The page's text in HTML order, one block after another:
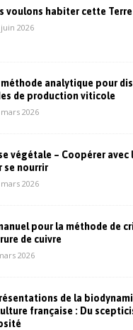
voulons habiter cette Terre
2026
méthode analytique pour
de production viticole
2026
végétale – Coopérer avec
se nourrir
mars 2026
pour la méthode de
de cuivre
2026
de la
française : Du